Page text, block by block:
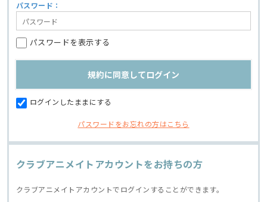
パスワード：
パスワードを表示する
ログインしたままにする
パスワードをお忘れの方はこちら
クラブアニメイトアカウントをお持ちの方
クラブアニメイトアカウントでログインすることができます。